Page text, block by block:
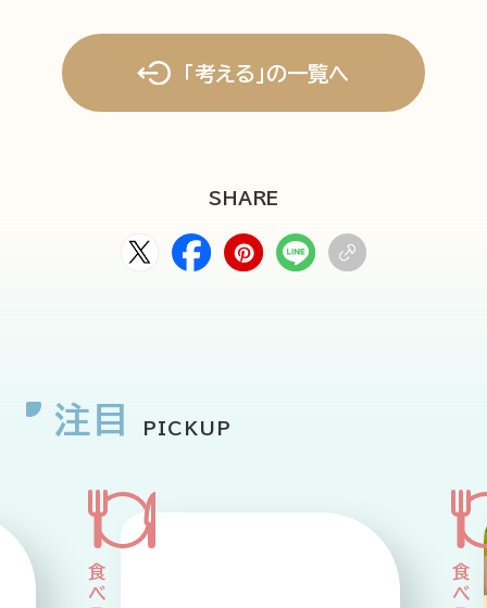
「考える」の一覧へ
SHARE
注目 PICKUP